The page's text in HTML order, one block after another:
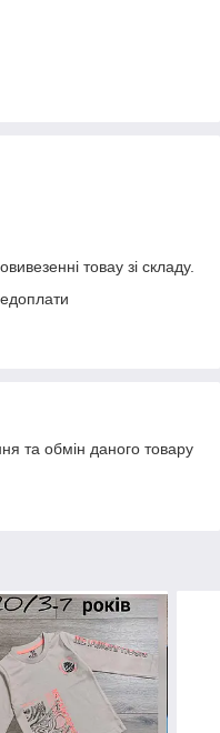
товау зі складу.
та обмін даного товару